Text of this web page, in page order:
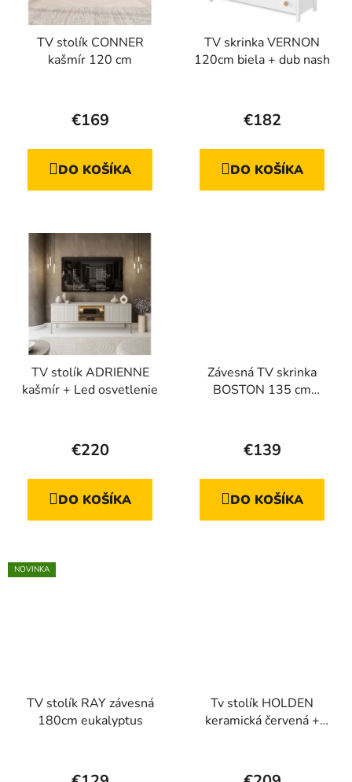
TV stolík CONNER
kašmír 120 cm
€169
DO KOŠÍKA
TV skrinka VERNON
120cm biela + dub nash
€182
DO KOŠÍKA
TV stolík ADRIENNE
kašmír + Led osvetlenie
hodnotenie
je
5,0
€220
DO KOŠÍKA
Závesná TV skrinka
BOSTON 135 cm
€139
DO KOŠÍKA
NOVINKA
TV stolík RAY závesná
180cm eukalyptus
Tv stolík HOLDEN
keramická červená +
hodnotenie